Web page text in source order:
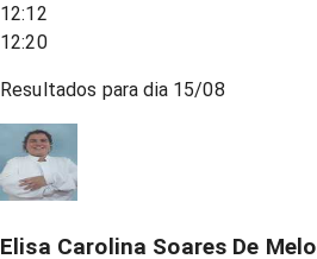
12:12
12:20
Resultados para dia 15/08
Elisa Carolina Soares De Melo